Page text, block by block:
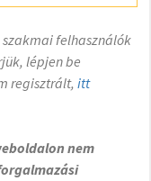
felhasználók
lépjen be
regisztrált, itt
nem